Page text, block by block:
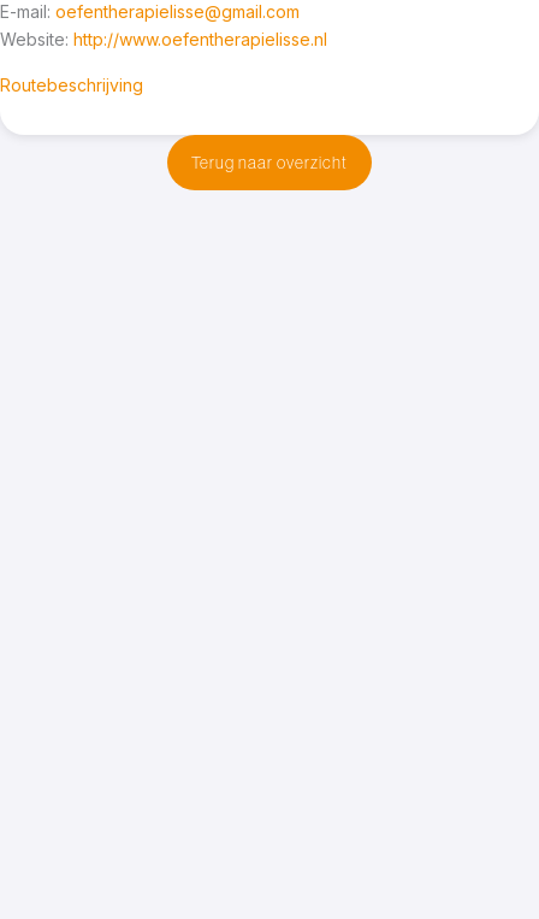
E-mail: oefentherapielisse@gmail.com
Website: http://www.oefentherapielisse.nl
Routebeschrijving
Terug naar overzicht